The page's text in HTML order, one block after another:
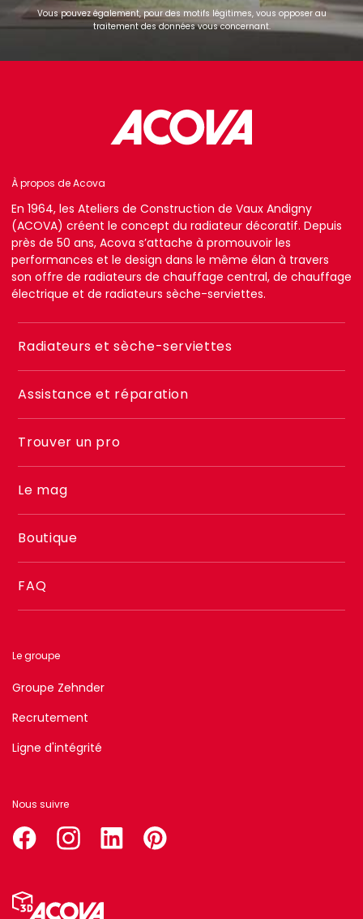
Vous pouvez également, pour des motifs légitimes, vous opposer au
traitement des données vous concernant.
À propos de Acova
En 1964, les Ateliers de Construction de Vaux Andigny
(ACOVA) créent le concept du radiateur décoratif. Depuis
près de 50 ans, Acova s’attache à promouvoir les
performances et le design dans le même élan à travers
son offre de radiateurs de chauffage central, de chauffage
électrique et de radiateurs sèche-serviettes.
Menu
footer
2
Radiateurs et sèche-serviettes
Assistance et réparation
Trouver un pro
Le mag
Boutique
FAQ
Le groupe
Groupe Zehnder
Recrutement
Ligne d'intégrité
Nous suivre
facebookinstagramlinkedin pinterest